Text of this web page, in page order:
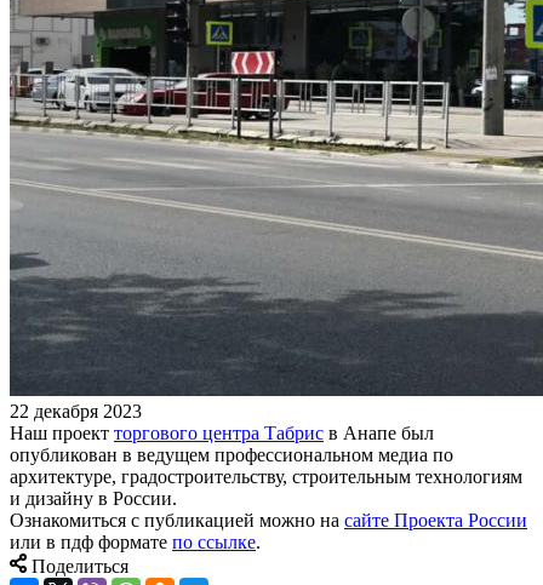
22 декабря 2023
Наш проект торгового центра Табрис в Анапе был
опубликован в ведущем профессиональном медиа по
архитектуре, градостроительству, строительным технологиям
и дизайну в России.
Ознакомиться с публикацией можно на сайте Проекта России
или в пдф формате по ссылке.
Поделиться